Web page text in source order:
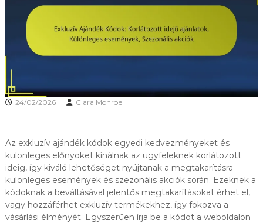
24/02/2026 Clara Monroe
Az exkluzív ajándék kódok egyedi kedvezményeket és
különleges előnyöket kínálnak az ügyfeleknek korlátozott
ideig, így kiváló lehetőséget nyújtanak a megtakarításra
különleges események és szezonális akciók során. Ezeknek a
kódoknak a beváltásával jelentős megtakarításokat érhet el,
vagy hozzáférhet exkluzív termékekhez, így fokozva a
vásárlási élményét. Egyszerűen írja be a kódot a weboldalon